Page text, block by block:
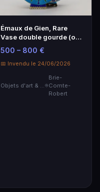
Émaux de Gien, Rare
Vase double gourde (ou
double Moon Flask…
500 – 800 €
📅 Invendu le 24/06/2026
Brie-
Comte-
Robert